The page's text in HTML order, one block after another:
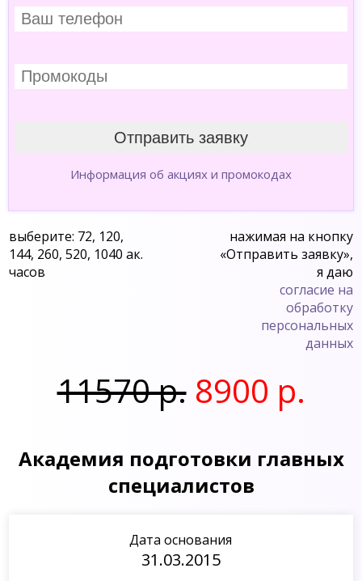
Информация об акциях и промокодах
выберите: 72, 120,
144, 260, 520, 1040 ак.
часов
нажимая на кнопку
«Отправить заявку»,
я даю
согласие на
обработку
персональных
данных
11570 р. 8900 р.
Академия подготовки главных
специалистов
Дата основания
31.03.2015